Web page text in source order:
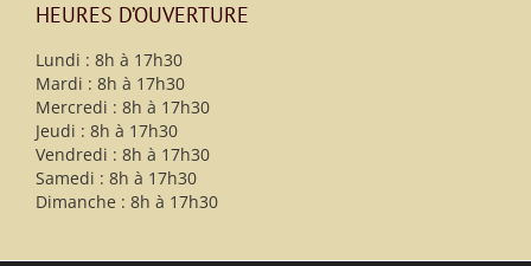
HEURES D’OUVERTURE
Lundi : 8h à 17h30
Mardi : 8h à 17h30
Mercredi : 8h à 17h30
Jeudi : 8h à 17h30
Vendredi : 8h à 17h30
Samedi : 8h à 17h30
Dimanche : 8h à 17h30